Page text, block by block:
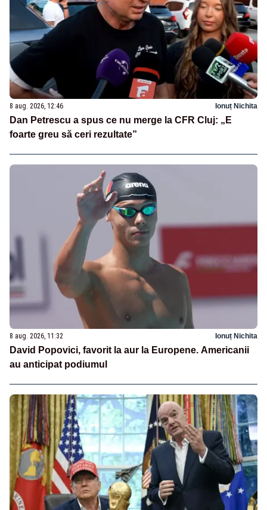
8 aug. 2026, 12:46 Ionuț Nichita
Dan Petrescu a spus ce nu merge la CFR Cluj: „E
foarte greu să ceri rezultate”
8 aug. 2026, 11:32 Ionuț Nichita
David Popovici, favorit la aur la Europene. Americanii
au anticipat podiumul